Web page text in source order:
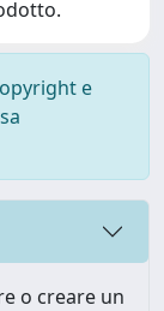
e
o creare un